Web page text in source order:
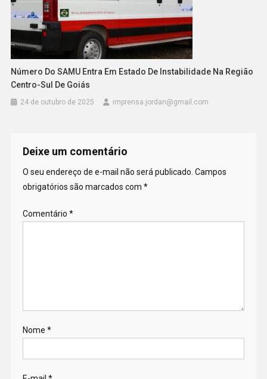
Número Do SAMU Entra Em Estado De Instabilidade Na Região
Centro-Sul De Goiás
24 de outubro de 2025 imprensa.jordan@gmail.com
Deixe um comentário
O seu endereço de e-mail não será publicado. Campos
obrigatórios são marcados com *
Comentário *
Nome *